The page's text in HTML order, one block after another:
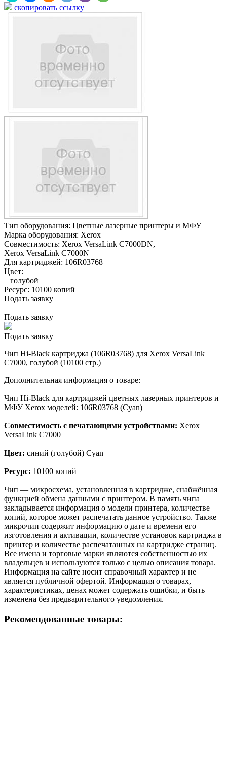
скопировать ссылку
Тип оборудования: Цветные лазерные принтеры и МФУ
Марка оборудования: Xerox
Совместимость: Xerox VersaLink C7000DN,
Xerox VersaLink C7000N
Для картриджей: 106R03768
Цвет:
голубой
Ресурс: 10100 копий
Подать заявку
Подать заявку
Подать заявку
Чип Hi-Black картриджа (106R03768) для Xerox VersaLink
C7000, голубой (10100 стр.)
Дополнительная информация о товаре:
Чип Hi-Black для картриджей цветных лазерных принтеров и
МФУ Xerox моделей: 106R03768 (Cyan)
Совместимость с печатающими устройствами: Xerox
VersaLink C7000
Цвет: синий (голубой) Cyan
Ресурс: 10100 копий
Чип — микросхема, установленная в картридже, снабжённая
функцией обмена данными с принтером. В память чипа
закладывается информация о модели принтера, количестве
копий, которое может распечатать данное устройство. Также
микрочип содержит информацию о дате и времени его
изготовления и активации, количестве установок картриджа в
принтер и количестве распечатанных на картридже страниц.
Все имена и торговые марки являются собственностью их
владельцев и используются только с целью описания товара.
Информация на сайте носит справочный характер и не
является публичной офертой. Информация о товарах,
характеристиках, ценах может содержать ошибки, и быть
изменена без предварительного уведомления.
Рекомендованные товары: